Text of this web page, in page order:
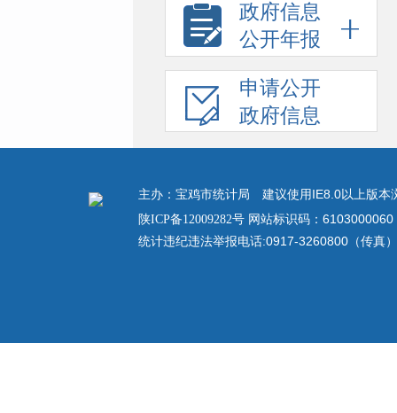
政府信息
公开年报
申请公开
政府信息
主办：宝鸡市统计局 建议使用IE8.0以上版本
陕ICP备12009282号 网站标识码：6103000060
统计违纪违法举报电话:0917-3260800（传真